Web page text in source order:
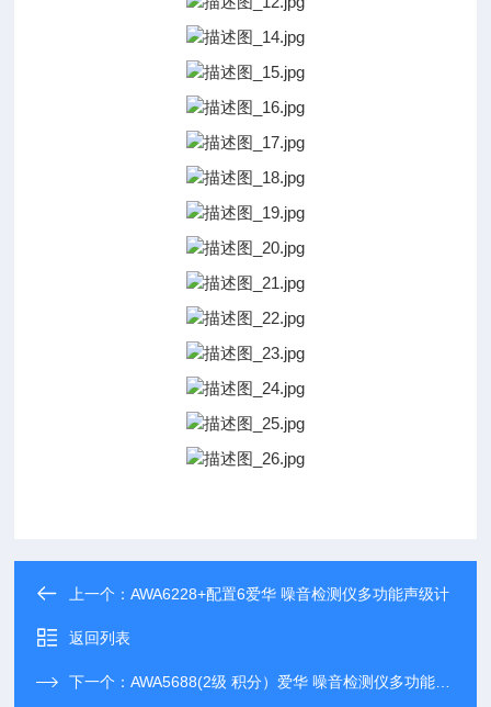
上一个：AWA6228+配置6爱华 噪音检测仪多功能声级计
返回列表
下一个：AWA5688(2级 积分）爱华 噪音检测仪多功能声级计